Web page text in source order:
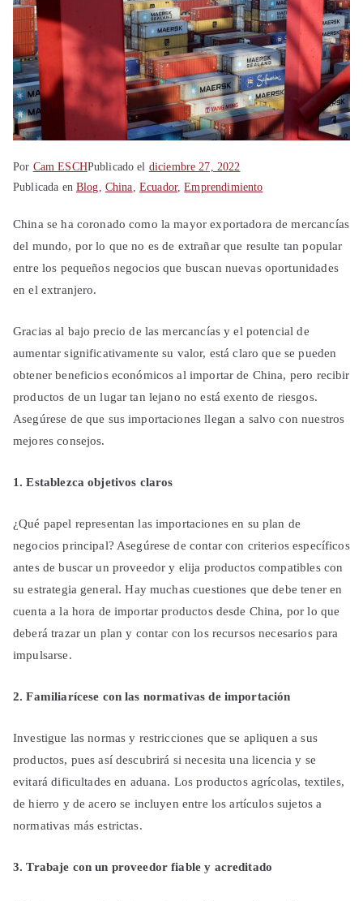
Por Cam ESCHPublicado el diciembre 27, 2022
Publicada en Blog, China, Ecuador,Emprendimiento
China se ha coronado como la mayor exportadora de mercancías
del mundo, por lo que no es de extrañar que resulte tan popular
entre los pequeños negocios que buscan nuevas oportunidades
en el extranjero.
Gracias al bajo precio de las mercancías y el potencial de
aumentar significativamente su valor, está claro que se pueden
obtener beneficios económicos al importar de China, pero recibir
productos de un lugar tan lejano no está exento de riesgos.
Asegúrese de que sus importaciones llegan a salvo con nuestros
mejores consejos.
1. Establezca objetivos claros
¿Qué papel representan las importaciones en su plan de
negocios principal? Asegúrese de contar con criterios específicos
antes de buscar un proveedor y elija productos compatibles con
su estrategia general. Hay muchas cuestiones que debe tener en
cuenta a la hora de importar productos desde China, por lo que
deberá trazar un plan y contar con los recursos necesarios para
impulsarse.
2. Familiarícese con las normativas de importación
Investigue las normas y restricciones que se apliquen a sus
productos, pues así descubrirá si necesita una licencia y se
evitará dificultades en aduana. Los productos agrícolas, textiles,
de hierro y de acero se incluyen entre los artículos sujetos a
normativas más estrictas.
3. Trabaje con un proveedor fiable y acreditado